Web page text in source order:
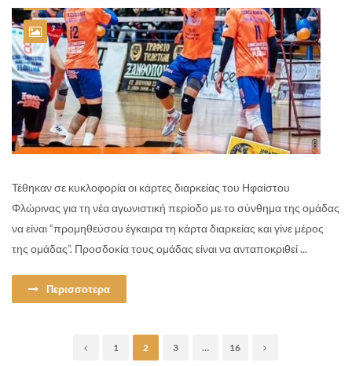
Τέθηκαν σε κυκλοφορία οι κάρτες διαρκείας του Ηφαίστου
Φλώρινας για τη νέα αγωνιστική περίοδο με το σύνθημα της ομάδας
να είναι “προμηθεύσου έγκαιρα τη κάρτα διαρκείας και γίνε μέρος
της ομάδας”. Προσδοκία τους ομάδας είναι να ανταποκριθεί ...
Περισσοτερα
1 2 3 … 16